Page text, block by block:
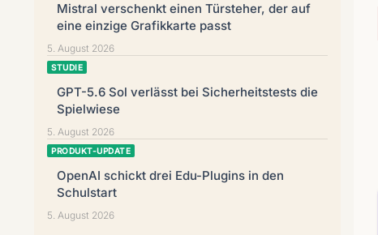
Mistral verschenkt einen Türsteher, der auf
eine einzige Grafikkarte passt
5. August 2026
STUDIE
GPT-5.6 Sol verlässt bei Sicherheitstests die
Spielwiese
5. August 2026
PRODUKT-UPDATE
OpenAI schickt drei Edu-Plugins in den
Schulstart
5. August 2026